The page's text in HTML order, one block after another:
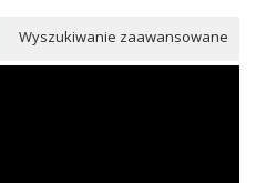
Wyszukiwanie zaawansowane